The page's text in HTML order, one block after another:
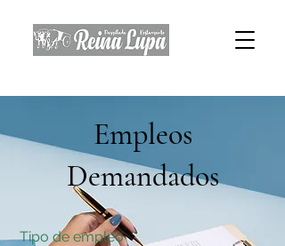
Empleos
Demandados
Tipo de empleo